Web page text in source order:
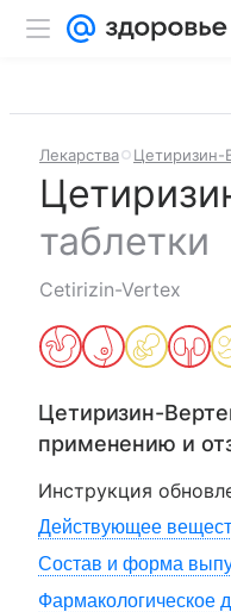
Лекарства Цетиризин-
таблетки
Cetirizin-Vertex
Цетиризин-
применению и
Инструкция
Действующее
Состав и форма
Фармакологическое